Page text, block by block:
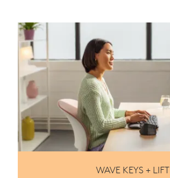
WAVE KEYS + LIFT